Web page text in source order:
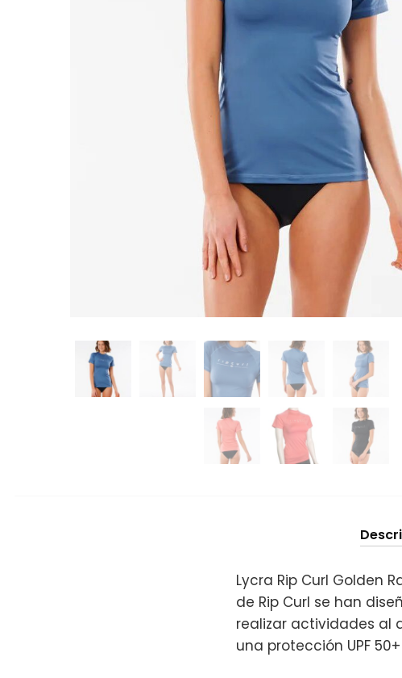
Lycra Rip Curl Golden
de Rip Curl se han
realizar actividades al
una protección UPF